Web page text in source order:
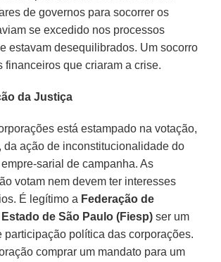
de governos para socorrer os
se excedido nos processos
estavam desequilibrados. Um socorro
financeiros que criaram a crise.
da Justiça
está estampado na votação,
da ação de inconstitucionalidade do
sarial de campanha. As
votam nem devem ter interesses
É legítimo a Federação de
de São Paulo (Fiesp) ser um
participação política das corporações.
comprar um mandato para um